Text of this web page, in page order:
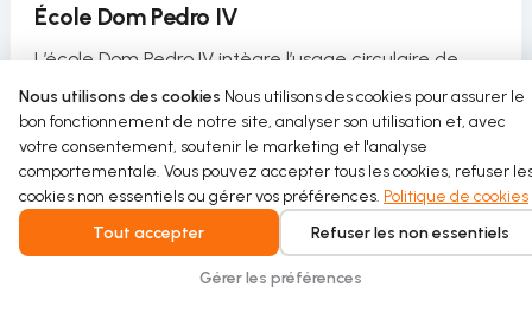
École Dom Pedro IV
L’école Dom Pedro IV intègre l’usage circulaire de
l’eau dans son hall sportif dans le cadre d’un projet
de requalification durable.
Read more
Nous utilisons des cookies Nous utilisons des cookies pour assurer le
bon fonctionnement de notre site, analyser son utilisation et, avec
votre consentement, soutenir le marketing et l'analyse
comportementale. Vous pouvez accepter tous les cookies, refuser
cookies non essentiels ou gérer vos préférences. Politique de cookies
Tout accepter
Refuser les non essentiels
Gérer les préférences